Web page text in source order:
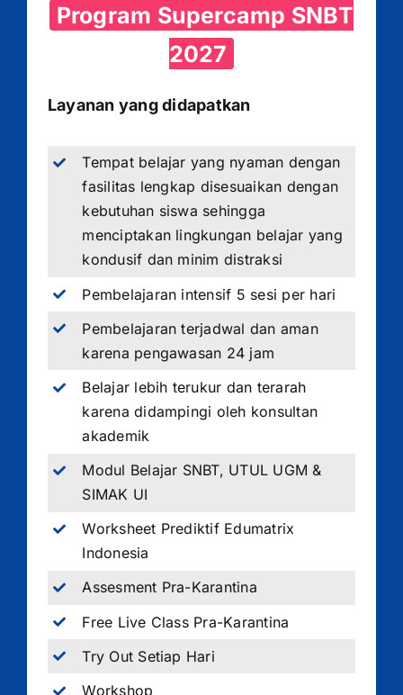
Program Supercamp SNBT
2027
Layanan yang didapatkan
Tempat belajar yang nyaman dengan
fasilitas lengkap disesuaikan dengan
kebutuhan siswa sehingga
menciptakan lingkungan belajar yang
kondusif dan minim distraksi
Pembelajaran intensif 5 sesi per hari
Pembelajaran terjadwal dan aman
karena pengawasan 24 jam
Belajar lebih terukur dan terarah
karena didampingi oleh konsultan
akademik
Modul Belajar SNBT, UTUL UGM &
SIMAK UI
Worksheet Prediktif Edumatrix
Indonesia
Assesment Pra-Karantina
Free Live Class Pra-Karantina
Try Out Setiap Hari
Workshop